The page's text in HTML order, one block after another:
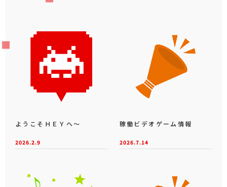
ようこそＨＥＹへ～
2026.2.9
稼働ビデオゲーム情報
2026.7.14